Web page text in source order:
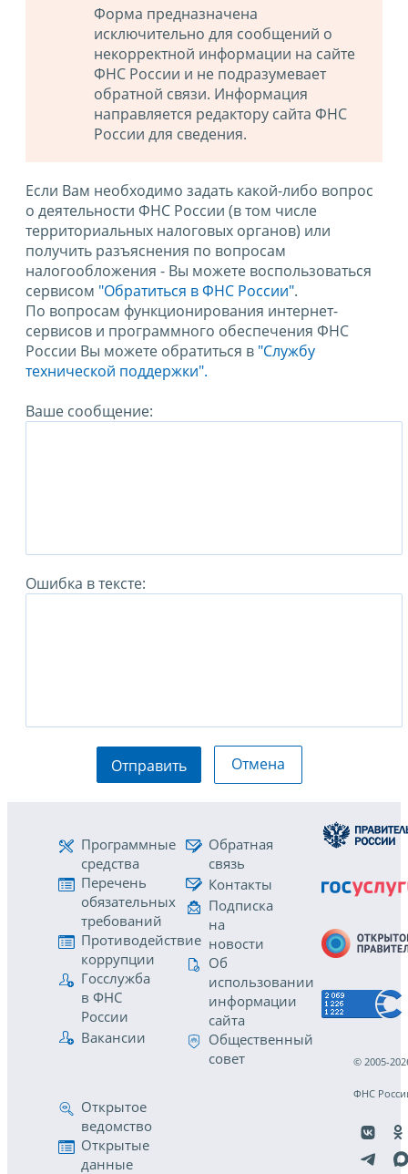
Форма предназначена
исключительно для сообщений о
некорректной информации на сайте
ФНС России и не подразумевает
обратной связи. Информация
направляется редактору сайта ФНС
России для сведения.
Если Вам необходимо задать какой-либо вопрос
о деятельности ФНС России (в том числе
территориальных налоговых органов) или
получить разъяснения по вопросам
налогообложения - Вы можете воспользоваться
сервисом "Обратиться в ФНС России".
По вопросам функционирования интернет-
сервисов и программного обеспечения ФНС
России Вы можете обратиться в "Службу
технической поддержки".
Ваше сообщение:
Ошибка в тексте:
Отправить Отмена
Программные
средства
Перечень
обязательных
требований
Противодействие
коррупции
Госслужба
в ФНС
России
Вакансии
Обратная
связь
Контакты
Подписка
на
новости
Об
использовании
информации
сайта
Общественный
совет
Открытое
ведомство
Открытые
данные
© 2005-
ФНС